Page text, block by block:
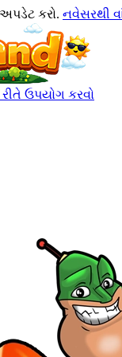
કરો. નવેસરથી
ઉપયોગ કરવો